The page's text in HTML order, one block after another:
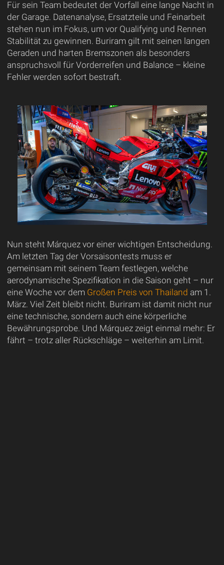
Für sein Team bedeutet der Vorfall eine lange Nacht in
der Garage. Datenanalyse, Ersatzteile und Feinarbeit
stehen nun im Fokus, um vor Qualifying und Rennen
Stabilität zu gewinnen. Buriram gilt mit seinen langen
Geraden und harten Bremszonen als besonders
anspruchsvoll für Vorderreifen und Balance – kleine
Fehler werden sofort bestraft.
Nun steht Márquez vor einer wichtigen Entscheidung.
Am letzten Tag der Vorsaisontests muss er
gemeinsam mit seinem Team festlegen, welche
aerodynamische Spezifikation in die Saison geht – nur
eine Woche vor dem Großen Preis von Thailand am 1.
März. Viel Zeit bleibt nicht. Buriram ist damit nicht nur
eine technische, sondern auch eine körperliche
Bewährungsprobe. Und Márquez zeigt einmal mehr: Er
fährt – trotz aller Rückschläge – weiterhin am Limit.